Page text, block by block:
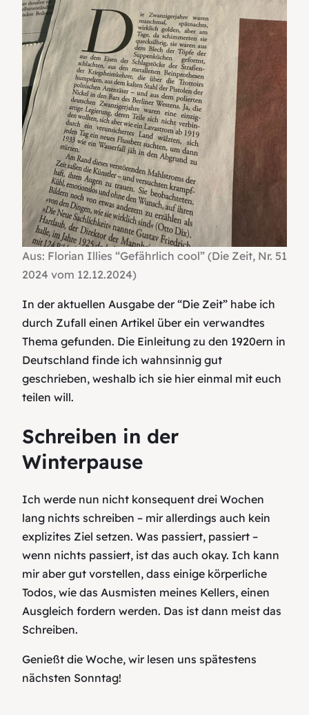
Aus: Florian Illies “Gefährlich cool” (Die Zeit, Nr. 51
2024 vom 12.12.2024)
In der aktuellen Ausgabe der “Die Zeit” habe ich
durch Zufall einen Artikel über ein verwandtes
Thema gefunden. Die Einleitung zu den 1920ern in
Deutschland finde ich wahnsinnig gut
geschrieben, weshalb ich sie hier einmal mit euch
teilen will.
Schreiben in der
Winterpause
Ich werde nun nicht konsequent drei Wochen
lang nichts schreiben – mir allerdings auch kein
explizites Ziel setzen. Was passiert, passiert –
wenn nichts passiert, ist das auch okay. Ich kann
mir aber gut vorstellen, dass einige körperliche
Todos, wie das Ausmisten meines Kellers, einen
Ausgleich fordern werden. Das ist dann meist das
Schreiben.
Genießt die Woche, wir lesen uns spätestens
nächsten Sonntag!